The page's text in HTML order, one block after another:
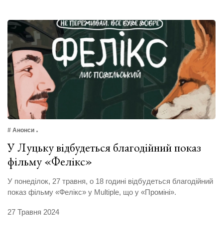
# Анонси
У Луцьку відбудеться благодійний показ
фільму «Фелікс»
У понеділок, 27 травня, о 18 годині відбудеться благодійний
показ фільму «Фелікс» у Multiple, що у «Проміні».
27 Травня 2024